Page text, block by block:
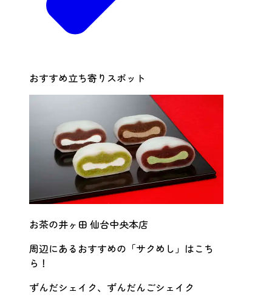
おすすめ立ち寄りスポット
お茶の井ヶ田 仙台中央本店
周辺にあるおすすめの「サクめし」はこち
ら！
ずんだシェイク、ずんだんごシェイク